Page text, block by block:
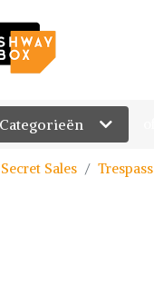
Categorieën
Secret Sales Trespass